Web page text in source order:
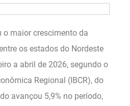
o maior crescimento da
os estados do Nordeste
a abril de 2026, segundo o
Regional (IBCR), do
avançou 5,9% no período,